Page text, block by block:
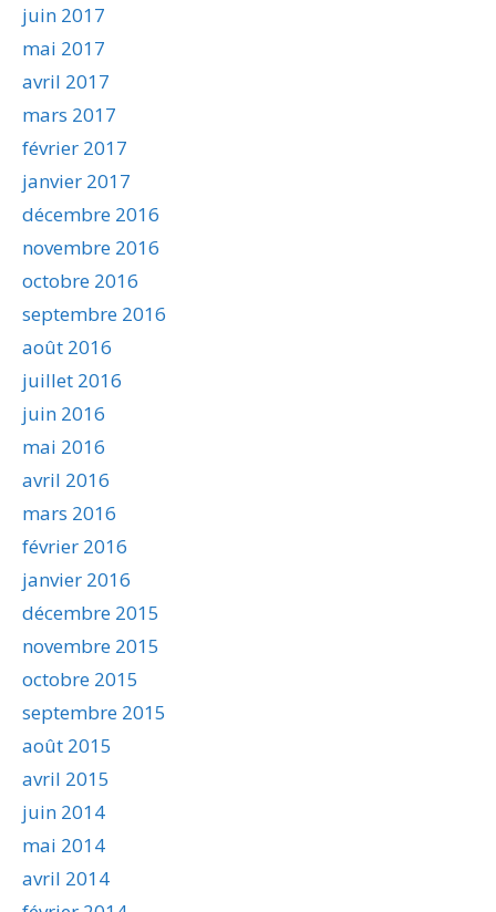
juin 2017
mai 2017
avril 2017
mars 2017
février 2017
janvier 2017
décembre 2016
novembre 2016
octobre 2016
septembre 2016
août 2016
juillet 2016
juin 2016
mai 2016
avril 2016
mars 2016
février 2016
janvier 2016
décembre 2015
novembre 2015
octobre 2015
septembre 2015
août 2015
avril 2015
juin 2014
mai 2014
avril 2014